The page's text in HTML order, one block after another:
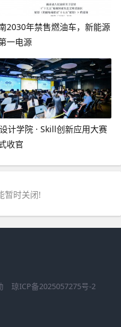
2030年禁售燃油车，新能源
一电源
计学院 · Skill创新应用大赛
收官
暂时关闭!
琼ICP备2025057275号-2